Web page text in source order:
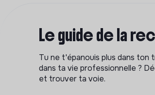
Le guide de la
Tu ne t'épanouis plus dans ton
dans ta vie professionnelle ?
et trouver ta voie.